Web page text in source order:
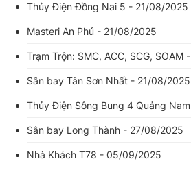
Thủy Điện Đồng Nai 5 - 21/08/2025
Masteri An Phú - 21/08/2025
Trạm Trộn: SMC, ACC, SCG, SOAM
Sân bay Tân Sơn Nhất - 21/08/2025
Thủy Điện Sông Bung 4 Quảng
Sân bay Long Thành - 27/08/2025
Nhà Khách T78 - 05/09/2025